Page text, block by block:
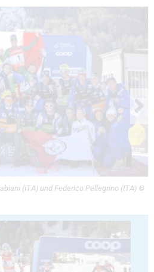
(ITA) und Federico Pellegrino (ITA) ©